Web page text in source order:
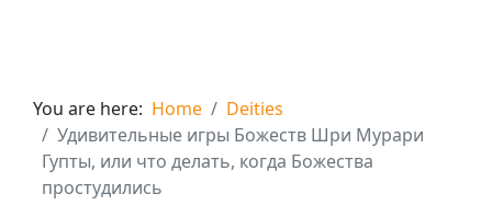
You are here: Home
Deities
Удивительные игры Божеств Шри Мурари
Гупты, или что делать, когда Божества
простудились